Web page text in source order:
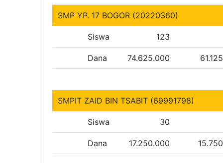
SMP YP. 17 BOGOR (20220360)
Siswa 123
Dana 74.625.000
SMPIT ZAID BIN TSABIT (69991798)
Siswa 30
Dana 17.250.000